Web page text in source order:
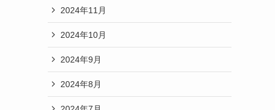
2024年11月
2024年10月
2024年9月
2024年8月